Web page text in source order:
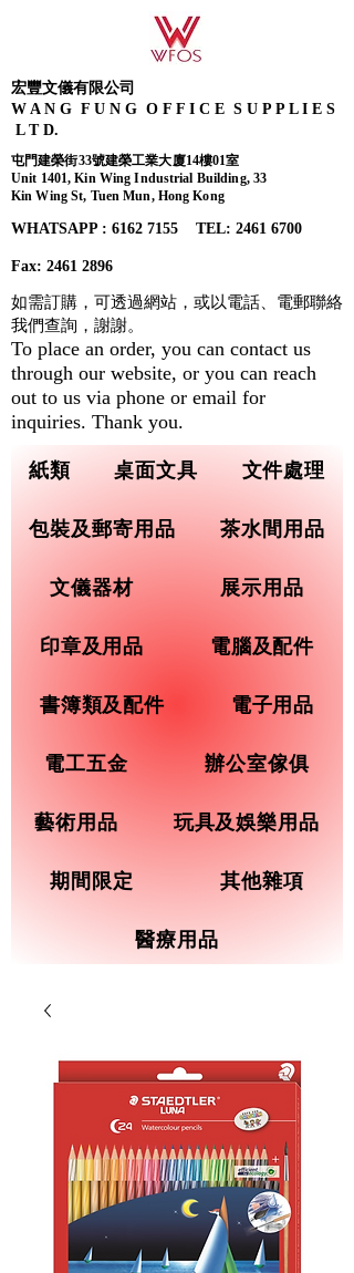
宏豐文儀有限公司
W A N G F U N G O F F I C E S U P P L I E S
L T D.
屯門建榮街33號建榮工業大廈14樓01室
Unit 1401, Kin Wing Industrial Building, 33
Kin Wing St, Tuen Mun, Hong Kong
WHATSAPP : 6162 7155​ TEL: 2461 6700
Fax: 2461 2896
紙類 桌面文具 文件處理
包裝及郵寄用品 茶水間用品
文儀器材 展示用品
印章及用品 電腦及配件
書簿類及配件 電子用品
電工五金 辦公室傢俱
藝術用品 玩具及娛樂用品
期間限定 其他雜項
醫療用品
如需訂購，可透過網站，或以電話、電郵聯絡
我們查詢， 謝謝。
To place an order, you can contact us
through our website, or you can reach
out to us via phone or email for
inquiries. Thank you.